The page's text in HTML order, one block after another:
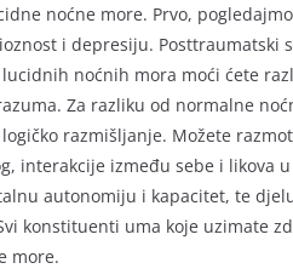
noćne more. Prvo,
i depresiju. Posttraumatski
noćnih mora moći ćete
Za razliku od normalne
razmišljanje. Možete
interakcije između sebe i likova
autonomiju i kapacitet, te
konstituenti uma koje uzimate
more.